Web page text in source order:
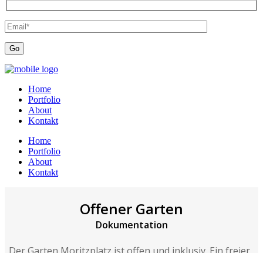
Home
Portfolio
About
Kontakt
Home
Portfolio
About
Kontakt
Offener Garten
Dokumentation